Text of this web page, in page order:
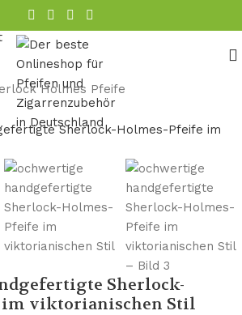
Holmes Pfeife
Sherlock-
im viktorianischen Stil